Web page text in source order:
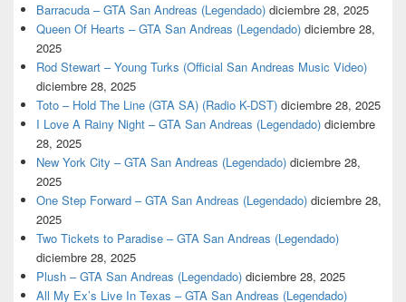
Barracuda – GTA San Andreas (Legendado) diciembre 28, 2025
Queen Of Hearts – GTA San Andreas (Legendado) diciembre 28,
2025
Rod Stewart – Young Turks (Official San Andreas Music Video)
diciembre 28, 2025
Toto – Hold The Line (GTA SA) (Radio K-DST) diciembre 28, 2025
I Love A Rainy Night – GTA San Andreas (Legendado) diciembre
28, 2025
New York City – GTA San Andreas (Legendado) diciembre 28,
2025
One Step Forward – GTA San Andreas (Legendado) diciembre 28,
2025
Two Tickets to Paradise – GTA San Andreas (Legendado)
diciembre 28, 2025
Plush – GTA San Andreas (Legendado) diciembre 28, 2025
All My Ex’s Live In Texas – GTA San Andreas (Legendado)